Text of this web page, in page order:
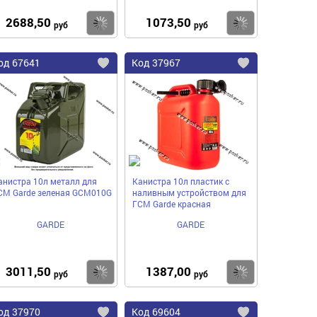
2688,50 руб Купить
1073,50 руб
67641
Добавить
избранное
10л металл для
Garde зеленая GCM010G
GARDE
3011,50 руб Купить
Код 37967
Канистра 10л пластик с
наливным устройством для
ГСМ Garde красная
GARDE
1387,00 руб
37970 Код 69604